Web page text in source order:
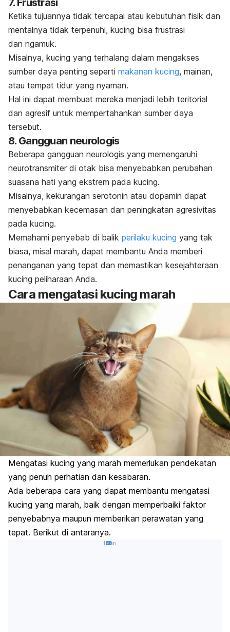
7. Frustrasi
Ketika tujuannya tidak tercapai atau kebutuhan fisik dan
mentalnya tidak terpenuhi, kucing bisa frustrasi
dan ngamuk.
Misalnya, kucing yang terhalang dalam mengakses
sumber daya penting seperti makanan kucing, mainan,
atau tempat tidur yang nyaman.
Hal ini dapat membuat mereka menjadi lebih teritorial
dan agresif untuk mempertahankan sumber daya
tersebut.
8. Gangguan neurologis
Beberapa gangguan neurologis yang memengaruhi
neurotransmiter di otak bisa menyebabkan perubahan
suasana hati yang ekstrem pada kucing.
Misalnya, kekurangan serotonin atau dopamin dapat
menyebabkan kecemasan dan peningkatan agresivitas
pada kucing.
Memahami penyebab di balik perilaku kucing yang tak
biasa, misal marah, dapat membantu Anda memberi
penanganan yang tepat dan memastikan kesejahteraan
kucing peliharaan Anda.
Cara mengatasi kucing marah
Mengatasi kucing yang marah memerlukan pendekatan
yang penuh perhatian dan kesabaran.
Ada beberapa cara yang dapat membantu mengatasi
kucing yang marah, baik dengan memperbaiki faktor
penyebabnya maupun memberikan perawatan yang
tepat. Berikut di antaranya.
Iklan